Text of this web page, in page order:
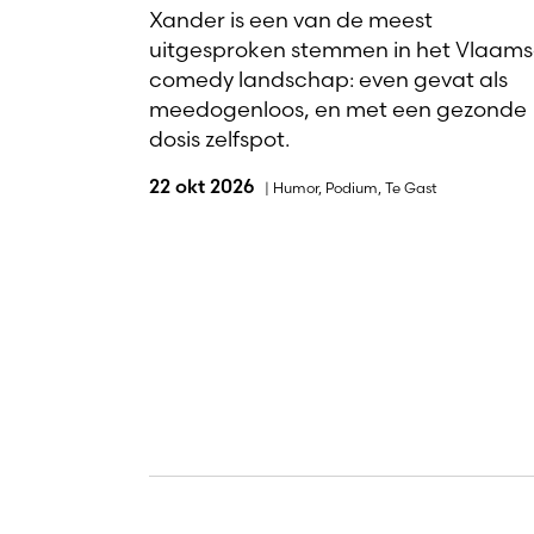
Xander is een van de meest
uitgesproken stemmen in het
comedy landschap: even gevat als
meedogenloos, en met een gezonde
dosis zelfspot.
22 okt 2026 | Humor, Podium Te Gast